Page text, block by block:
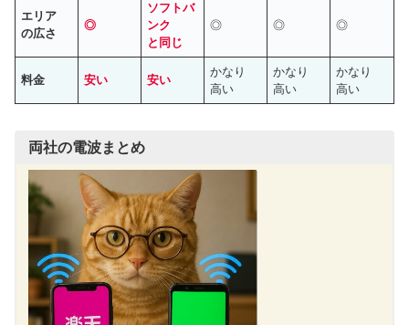
エリア
の広さ
◎
ソフトバ
ンク
と同じ
◎ ◎ ◎
料金 安い 安い
かなり
高い
かなり
高い
かなり
高い
両社の電波まとめ